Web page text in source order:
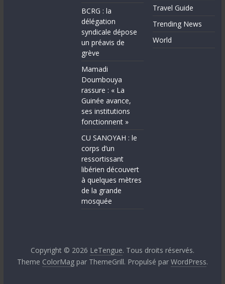
BCRG : la
délégation
syndicale dépose
un préavis de
grève
Mamadi
Doumbouya
rassure : « La
Guinée avance,
ses institutions
fonctionnent »
CU SANOYAH : le
corps d’un
ressortissant
libérien découvert
à quelques mètres
de la grande
mosquée
Travel Guide
Trending News
World
Copyright © 2026 LeTengue. Tous droits réservés.
Theme ColorMagpar ThemeGrill. Propulsé par WordPress.